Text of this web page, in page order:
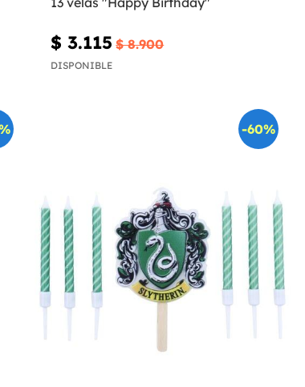
$ 3.115 $ 8.900
DISPONIBLE
-60%